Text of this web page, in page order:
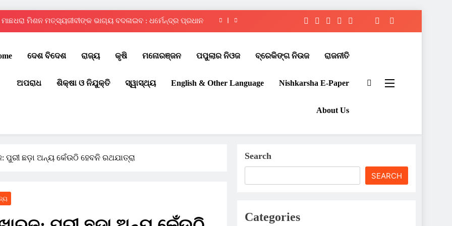
ମିଶନ ମତ୍ସ୍ୟଜୀବୀଙ୍କ ଭାଗ୍ୟ ବଦଳାଇବ : ଧର୍ମେନ୍ଦ୍ର ପ୍ରଧାନ
ଚୌଦ୍ୱାର ଆମ୍ବିସନ କ୍ଲବରେ ମେଗା ରକ୍ତଦାନ ଶିବିର
ପବିତ୍ର ବାହୁଡ଼ା ଯାତ୍ରା: ଜନ୍ମବେଦୀରୁ ରତ୍ନବେଦୀକୁ ବାହୁଡ଼ିଲେ ମହାବାହୁ
ଦେଶ ବିଦେଶ ରାଜ୍ୟ କୃଷି ମନୋରଞ୍ଜନ ପପୁଲାର ନିଓଜ ବ୍ରେକିଙ୍ଗ ନିଉଜ ରାଜନୀତି
ଅପରାଧ ଶିକ୍ଷା ଓ ନିଯୁକ୍ତି ସ୍ୱାସ୍ଥ୍ୟ English & Other Language Nishkarsha E-Paper​
About Us
ଛଡ଼ା ଅନ୍ୟ କେଁଉଠି ହେବନି ରଥଯାତ୍ରା Search
SEARCH
Categories